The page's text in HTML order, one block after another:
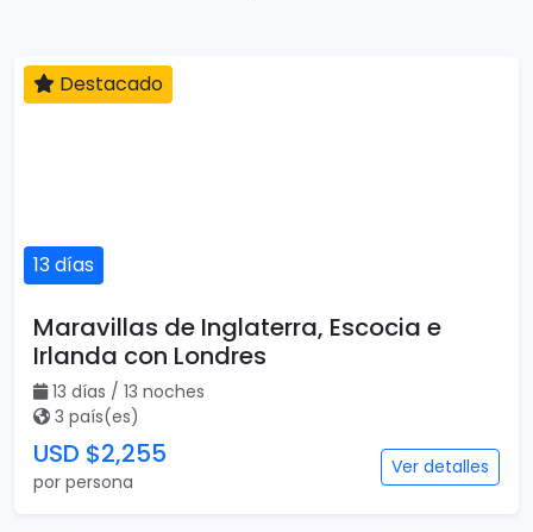
13 días
Destacado
Maravillas de Inglaterra, Escocia e
Irlanda con Londres
13 días / 13 noches
3 país(es)
USD $2,255
por persona
Ver detalles